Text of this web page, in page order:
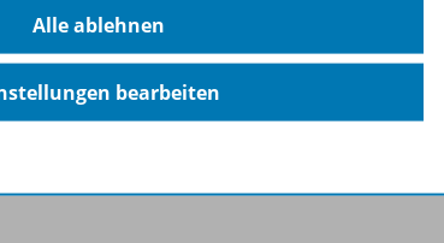
verfügbar
PDF-Dokument
Alle ablehnen
bearbeiten